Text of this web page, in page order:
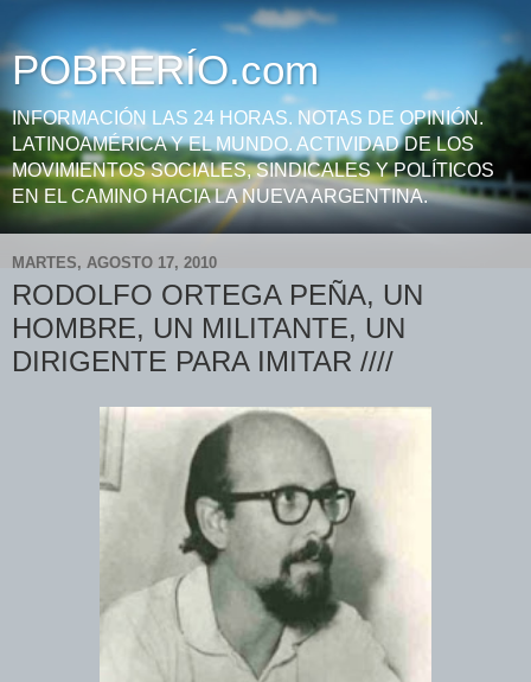
POBRERÍO.com
INFORMACIÓN LAS 24 HORAS. NOTAS DE OPINIÓN.
LATINOAMÉRICA Y EL MUNDO. ACTIVIDAD DE LOS
MOVIMIENTOS SOCIALES, SINDICALES Y POLÍTICOS
EN EL CAMINO HACIA LA NUEVA ARGENTINA.
MARTES, AGOSTO 17, 2010
RODOLFO ORTEGA PEÑA, UN
HOMBRE, UN MILITANTE, UN
DIRIGENTE PARA IMITAR ////